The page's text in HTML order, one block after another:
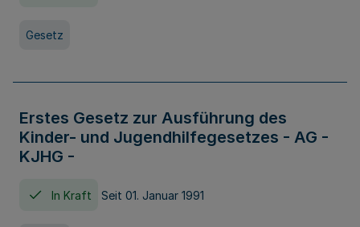
Gesetz
Erstes Gesetz zur Ausführung des
Kinder- und Jugendhilfegesetzes - AG -
KJHG -
In Kraft Seit 01. Januar 1991